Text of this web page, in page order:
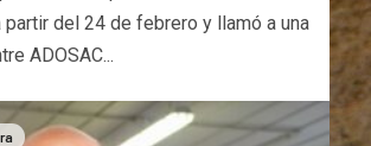
del 24 de febrero y llamó a una
ADOSAC...